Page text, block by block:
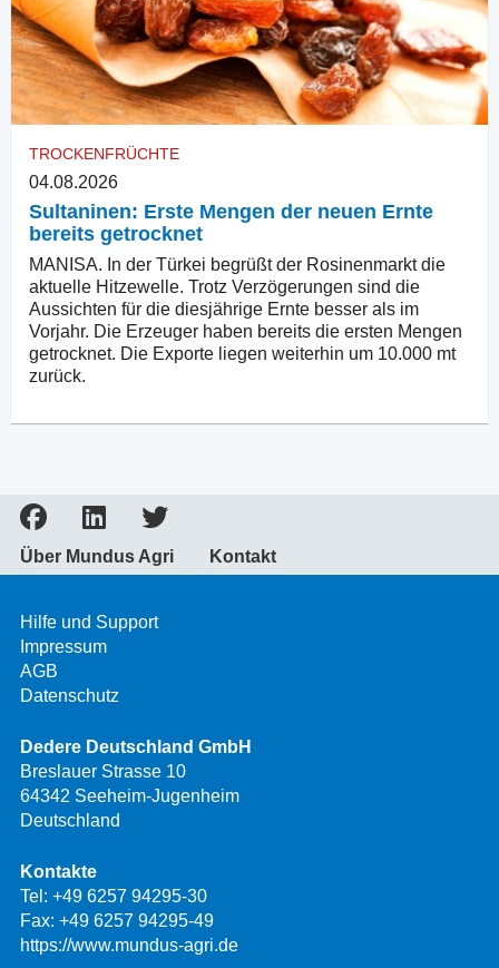
TROCKENFRÜCHTE
04.08.2026
Sultaninen: Erste Mengen der neuen Ernte
bereits getrocknet
MANISA. In der Türkei begrüßt der Rosinenmarkt die
aktuelle Hitzewelle. Trotz Verzögerungen sind die
Aussichten für die diesjährige Ernte besser als im
Vorjahr. Die Erzeuger haben bereits die ersten Mengen
getrocknet. Die Exporte liegen weiterhin um 10.000 mt
zurück.
Über Mundus Agri Kontakt
Hilfe und Support
Impressum
AGB
Datenschutz
Dedere Deutschland GmbH
Breslauer Strasse 10
64342 Seeheim-Jugenheim
Deutschland
Kontakte
Tel: +49 6257 94295-30
Fax: +49 6257 94295-49
https://www.mundus-agri.de